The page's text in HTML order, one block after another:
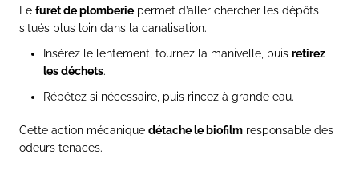
Le furet de plomberie permet d’aller chercher les dépôts
situés plus loin dans la canalisation.
Insérez le lentement, tournez la manivelle, puis retirez
les déchets.
Répétez si nécessaire, puis rincez à grande eau.
Cette action mécanique détache le biofilm responsable des
odeurs tenaces.